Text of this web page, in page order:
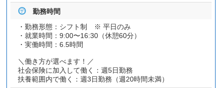
勤務時間
・勤務形態：シフト制 ※ 平日のみ
・就業時間：9:00〜16:30（休憩60分）
・実働時間：6.5時間
＼働き方が選べます！／
社会保険に加入して働く：週5日勤務
扶養範囲内で働く：週3日勤務（週20時間未満）